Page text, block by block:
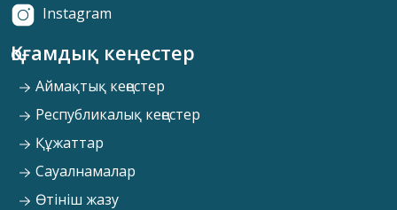
Instagram
Қоғамдық кеңестер
Аймақтық кеңестер
Республикалық кеңестер
Құжаттар
Сауалнамалар
Өтініш жазу